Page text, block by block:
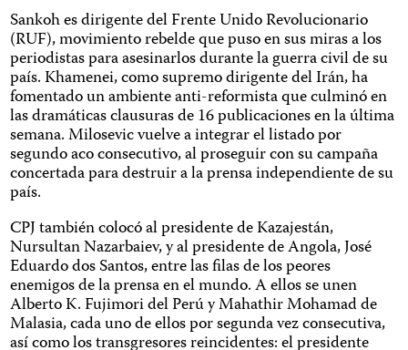
Sankoh es dirigente del Frente Unido Revolucionario
(RUF), movimiento rebelde que puso en sus miras a los
periodistas para asesinarlos durante la guerra civil de su
país. Khamenei, como supremo dirigente del Irán, ha
fomentado un ambiente anti-reformista que culminó en
las dramáticas clausuras de 16 publicaciones en la última
semana. Milosevic vuelve a integrar el listado por
segundo aco consecutivo, al proseguir con su campaña
concertada para destruir a la prensa independiente de su
país.
CPJ también colocó al presidente de Kazajestán,
Nursultan Nazarbaiev, y al presidente de Angola, José
Eduardo dos Santos, entre las filas de los peores
enemigos de la prensa en el mundo. A ellos se unen
Alberto K. Fujimori del Perú y Mahathir Mohamad de
Malasia, cada uno de ellos por segunda vez consecutiva,
así como los transgresores reincidentes: el presidente